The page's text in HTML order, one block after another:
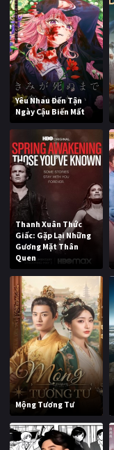
Yêu Nhau Đến Tận
Ngày Cậu Biến Mất
Thanh Xuân Thức
Giấc: Gặp Lại Những
Gương Mặt Thân
Quen
Mộng Tương Tư